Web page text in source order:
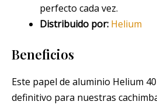
perfecto cada vez.
Distribuido por: Helium
Beneficios
Este papel de aluminio Helium
definitivo para nuestras